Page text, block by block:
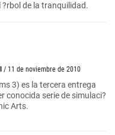
de la tranquilidad.
/ 11 de noviembre de 2010
3) es la tercera entrega
conocida serie de simulaci?
Arts.